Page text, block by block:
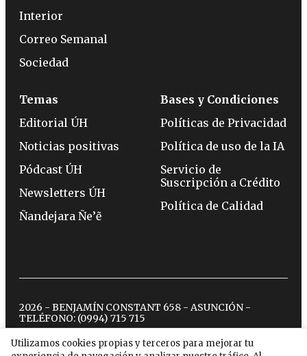
Utilizamos cookies propias y terceros para mejorar tu
Interior
Correo Semanal
Sociedad
Temas
Editorial ÚH
Noticias positivas
Pódcast ÚH
Newsletters ÚH
Ñandejara Ñe’ẽ
Bases y Condiciones
Políticas de Privacidad
Política de uso de la IA
Servicio de
Suscripción a Crédito
Política de Calidad
2026 - BENJAMÍN CONSTANT 658 - ASUNCIÓN -
TELÉFONO: (0994) 715 715